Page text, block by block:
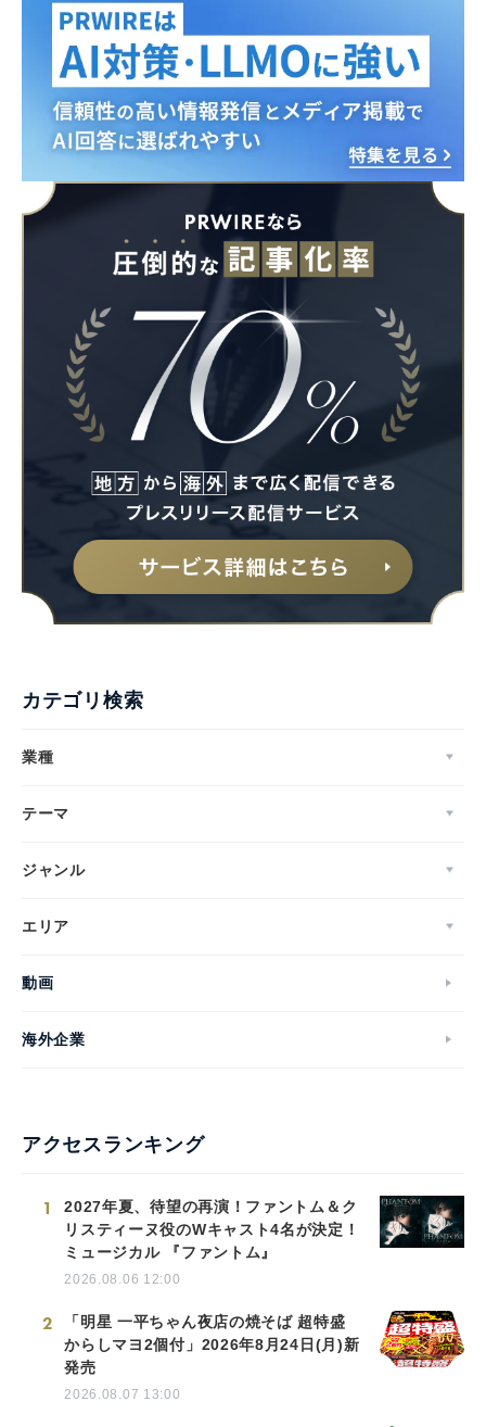
カテゴリ検索
業種
テーマ
ジャンル
エリア
動画
海外企業
アクセスランキング
1
2027年夏、待望の再演！ファントム＆ク
リスティーヌ役のWキャスト4名が決定！
ミュージカル 『ファントム』
2026.08.06 12:00
2
「明星 一平ちゃん夜店の焼そば 超特盛
からしマヨ2個付」2026年8月24日(月)新
発売
2026.08.07 13:00
English